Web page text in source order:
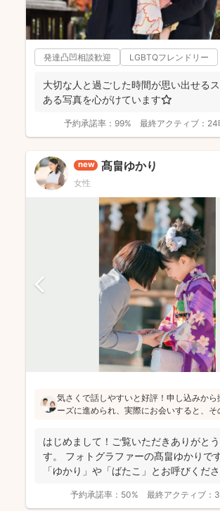
発達凸凹相談歓迎 LGBTQフレンドリー
大切な人と過ごした時間が思い出せる
ある写真を心がけています⭐️
予約承諾率： 99% 最終アクティブ： 24
new 髙畠ゆかり
女性
気さくで話しやすいと好評！申し込みから
ーズに進められ、実際にお会いすると、そ
フォトの研修をしっかり受講され、ウェデ
験もあり、赤ちゃんから大人まで安心して
けます♪
はじめまして！ご覧いただきありがと
す。 フォトグラファーの髙畠ゆかりで
「ゆかり」や「ばたこ」とお呼びくだ
予約承諾率： 50% 最終アクティブ：